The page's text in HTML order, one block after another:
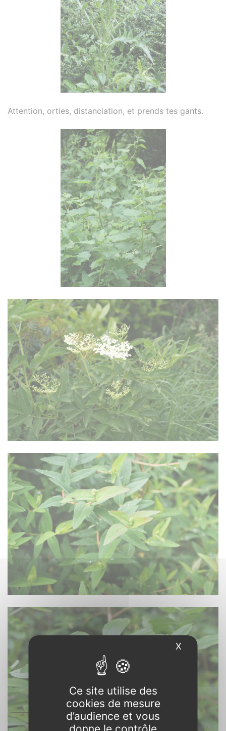
Attention, orties, distanciation, et prends tes gants.
Ce site utilise des
cookies de mesure
d’audience et vous
donne le contrôle
X Masquer